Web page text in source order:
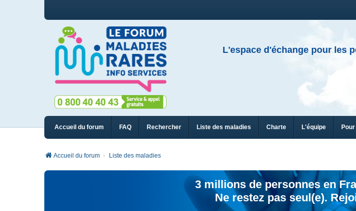
L'espace d'échange pour les
Accueil du forum FAQ Rechercher Liste des maladies Charte L'équipe
Accueil du forum Liste des maladies
3 millions de personnes en
Ne restez pas seul(e).